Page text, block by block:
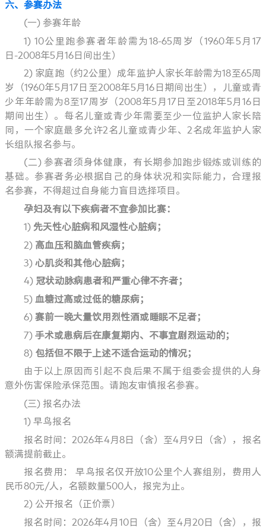
六、参赛办法
(一) 参赛年龄
1) 10公里跑参赛者年龄需为18-65周岁（1960年5月17
日-2008年5月16日间出生）
2) 家庭跑（约2公里）成年监护人家长年龄需为18至65周
岁（1960年5月17日至2008年5月16日期间出生），儿童或青
少年年龄需为8至17周岁（2008年5月17日至2018年5月16日
期间出生）。每名儿童或青少年需要至少一位监护人家长陪
同，一个家庭最多允许2名儿童或青少年、2名成年监护人家
长组队报名参与。
(二) 参赛者须身体健康，有长期参加跑步锻炼或训练的
基础。参赛者务必根据自己的身体状况和实际能力，合理报
名参赛，不得超过自身能力盲目选择项目。
孕妇及有以下疾病者不宜参加比赛：
1) 先天性心脏病和风湿性心脏病；
2) 高血压和脑血管疾病；
3)心肌炎和其他心脏病；
4) 冠状动脉病患者和严重心律不齐者；
5)血糖过高或过低的糖尿病；
6) 赛前一晚大量饮用烈性酒或睡眠不足者；
7) 手术或患病后在康复期内、不事宜剧烈运动的；
8) 包括但不限于上述不适合运动的情况；
由于以上原因而引起不良后果不属于组委会提供的人身
意外伤害保险承保范围。请跑友审慎报名参赛。
(三) 报名办法
1)早鸟报名
报名时间：2026年4月8日（含）至4月9日（含），报名
额满提前截止。
报名费用： 早鸟报名仅开放10公里个人赛组别，费用人
民币80元/人，名额数量500人，报完为止。
2) 公开报名（正价票）
报名时间：2026年4月10日（含）至4月20日（含），报